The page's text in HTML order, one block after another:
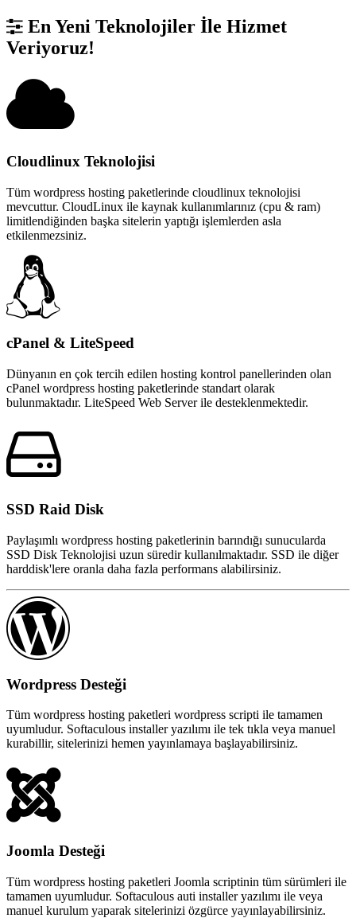
En Yeni Teknolojiler İle Hizmet
Veriyoruz!
Cloudlinux Teknolojisi
Tüm wordpress hosting paketlerinde cloudlinux teknolojisi
mevcuttur. CloudLinux ile kaynak kullanımlarınız (cpu & ram)
limitlendiğinden başka sitelerin yaptığı işlemlerden asla
etkilenmezsiniz.
cPanel & LiteSpeed
Dünyanın en çok tercih edilen hosting kontrol panellerinden olan
cPanel wordpress hosting paketlerinde standart olarak
bulunmaktadır. LiteSpeed Web Server ile desteklenmektedir.
SSD Raid Disk
Paylaşımlı wordpress hosting paketlerinin barındığı sunucularda
SSD Disk Teknolojisi uzun süredir kullanılmaktadır. SSD ile diğer
harddisk'lere oranla daha fazla performans alabilirsiniz.
Wordpress Desteği
Tüm wordpress hosting paketleri wordpress scripti ile tamamen
uyumludur. Softaculous installer yazılımı ile tek tıkla veya manuel
kurabillir, sitelerinizi hemen yayınlamaya başlayabilirsiniz.
Joomla Desteği
Tüm wordpress hosting paketleri Joomla scriptinin tüm sürümleri ile
tamamen uyumludur. Softaculous auti installer yazılımı ile veya
manuel kurulum yaparak sitelerinizi özgürce yayınlayabilirsiniz.